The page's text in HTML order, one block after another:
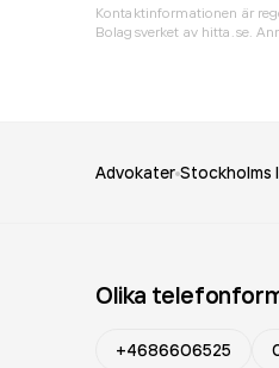
Kontaktinformationen är
Bolagsverket av hitta.se.
Advokater Stockholms
Olika
+4686606525